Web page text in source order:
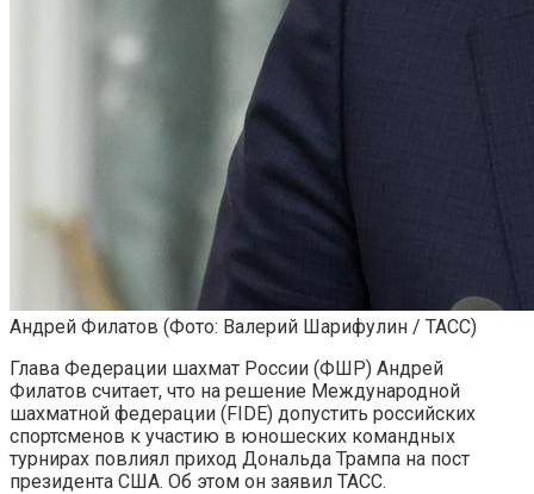
Андрей Филатов (Фото: Валерий Шарифулин / ТАСС)
Глава Федерации шахмат России (ФШР) Андрей
Филатов считает, что на решение Международной
шахматной федерации (FIDE) допустить российских
спортсменов к участию в юношеских командных
турнирах повлиял приход Дональда Трампа на пост
президента США. Об этом он заявил ТАСС.